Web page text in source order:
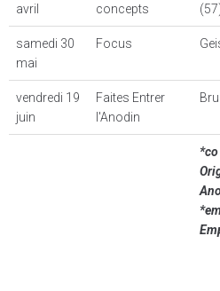
avril
concepts
samedi 30
mai
Focus
vendredi 19
juin
Faites Entrer
l'Anodin